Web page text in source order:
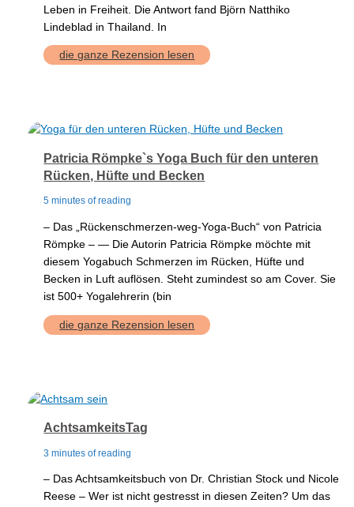
Leben in Freiheit. Die Antwort fand Björn Natthiko
Lindeblad in Thailand. In
Als
Mönch
die ganze Rezension lesen
Patricia Römpke`s Yoga Buch für den unteren
Rücken, Hüfte und Becken
5 minutes of reading
– Das „Rückenschmerzen-weg-Yoga-Buch“ von Patricia
Römpke – — Die Autorin Patricia Römpke möchte mit
diesem Yogabuch Schmerzen im Rücken, Hüfte und
Becken in Luft auflösen. Steht zumindest so am Cover. Sie
ist 500+ Yogalehrerin (bin
Patricia
Römpke`s
Rücken,
Hüfte
Becken
die ganze Rezension lesen
AchtsamkeitsTag
3 minutes of reading
– Das Achtsamkeitsbuch von Dr. Christian Stock und Nicole
Reese – Wer ist nicht gestresst in diesen Zeiten? Um das